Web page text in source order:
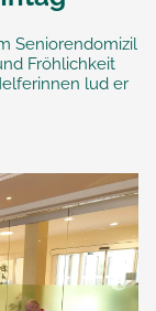
Seniorendomizil
Fröhlichkeit
lud er